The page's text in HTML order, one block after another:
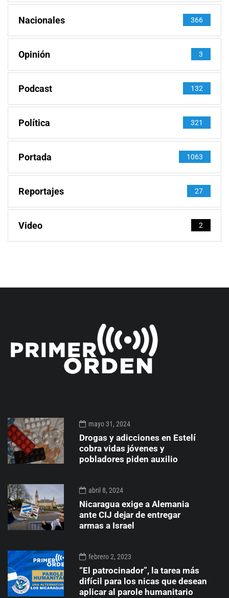
Nacionales 366
Opinión 3
Podcast 132
Política 321
Portada 1063
Reportajes 27
Video 2
mayo 31, 2024
Drogas y adicciones en Estelí
cobra vidas jóvenes y
pobladores piden auxilio
abril 8, 2024
Nicaragua exige a Alemania
ante CIJ dejar de entregar
armas a Israel
febrero 2, 2023
“El patrocinador”, la tarea más
difícil para los nicas que desean
aplicar al parole humanitario